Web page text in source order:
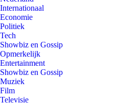
Internationaal
Economie
Politiek
Tech
Showbiz en Gossip
Opmerkelijk
Entertainment
Showbiz en Gossip
Muziek
Film
Televisie